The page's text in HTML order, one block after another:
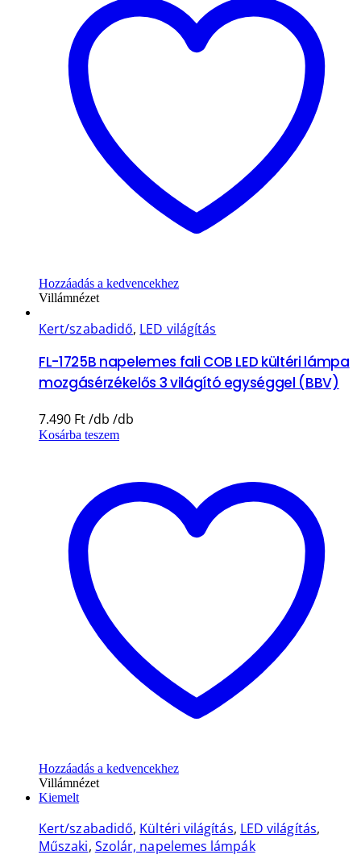
Hozzáadás a kedvencekhez
Villámnézet
Kert/szabadidő, LED világítás
FL-1725B napelemes fali COB LED kültéri lámpa
mozgásérzékelős 3 világító egységgel (BBV)
7.490 Ft
Kosárba teszem
Hozzáadás a kedvencekhez
Villámnézet
Kiemelt
Kert/szabadidő, Kültéri világítás, LED világítás,
Műszaki, Szolár, napelemes lámpák